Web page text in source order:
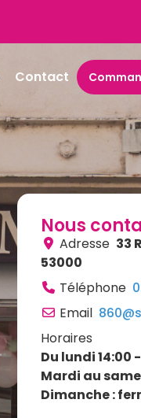
Contact
Nous
Adresse 33
53000
Téléphone
Email 860@
Horaires
Du lundi 14:00
Mardi au
Dimanche :